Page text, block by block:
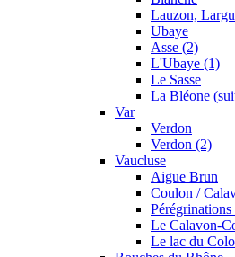
Lauzon,
Ubaye
Asse (2)
L'Ubaye (1)
Le Sasse
La Bléone
Var
Verdon
Verdon (2)
Vaucluse
Aigue Brun
Coulon /
Le Calavon-
Le lac du